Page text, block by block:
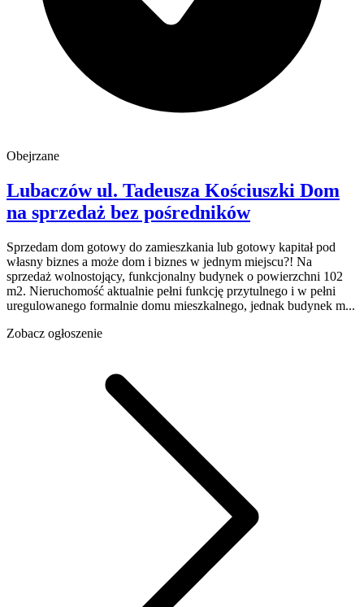
Obejrzane
Lubaczówul. Tadeusza Kościuszki Dom
na sprzedaż bez pośredników
Sprzedam dom gotowy do zamieszkania lub gotowy kapitał pod
własny biznes a może dom i biznes w jednym miejscu?! Na
sprzedaż wolnostojący, funkcjonalny budynek o powierzchni 102
m2. Nieruchomość aktualnie pełni funkcję przytulnego i w pełni
uregulowanego formalnie domu mieszkalnego, jednak budynek m...
Zobacz ogłoszenie